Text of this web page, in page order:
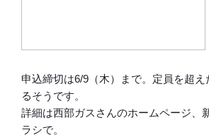
申込締切は6/9（木）まで。定員を超
るそうです。
詳細は西部ガスさんのホームページ、
ラシで。